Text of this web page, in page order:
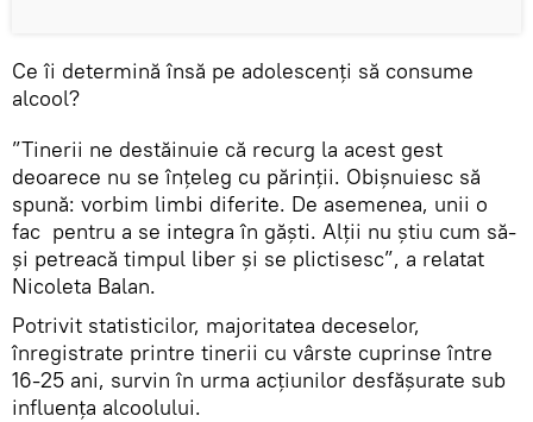
Ce îi determină însă pe adolescenți să consume
alcool?
”Tinerii ne destăinuie că recurg la acest gest
deoarece nu se înțeleg cu părinții. Obișnuiesc să
spună: vorbim limbi diferite. De asemenea, unii o
fac pentru a se integra în găști. Alții nu știu cum să-
și petreacă timpul liber și se plictisesc”, a relatat
Nicoleta Balan.
Potrivit statisticilor, majoritatea deceselor,
înregistrate printre tinerii cu vârste cuprinse între
16-25 ani, survin în urma acțiunilor desfășurate sub
influența alcoolului.